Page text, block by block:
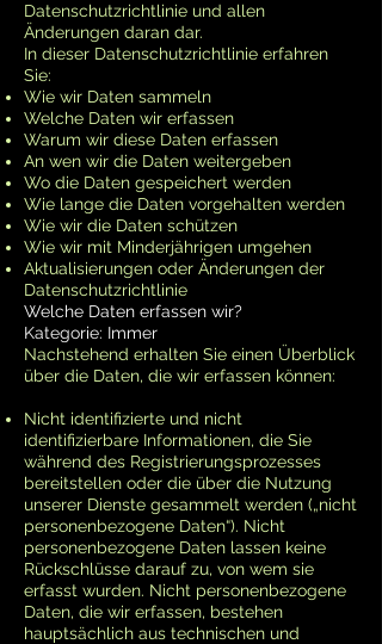
Datenschutzrichtlinie und allen
Änderungen daran dar.
In dieser Datenschutzrichtlinie erfahren
Sie:
Wie wir Daten sammeln
Welche Daten wir erfassen
Warum wir diese Daten erfassen
An wen wir die Daten weitergeben
Wo die Daten gespeichert werden
Wie lange die Daten vorgehalten werden
Wie wir die Daten schützen
Wie wir mit Minderjährigen umgehen
Aktualisierungen oder Änderungen der
Datenschutzrichtlinie
Welche Daten erfassen wir?
Kategorie: Immer
Nachstehend erhalten Sie einen Überblick
über die Daten, die wir erfassen können:
Nicht identifizierte und nicht
identifizierbare Informationen, die Sie
während des Registrierungsprozesses
bereitstellen oder die über die Nutzung
unserer Dienste gesammelt werden („nicht
personenbezogene Daten“). Nicht
personenbezogene Daten lassen keine
Rückschlüsse darauf zu, von wem sie
erfasst wurden. Nicht personenbezogene
Daten, die wir erfassen, bestehen
hauptsächlich aus technischen und